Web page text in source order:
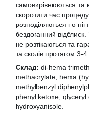
самовирівнюються та
скоротити час
розподіляються по
бездоганний
не розтікаються та
та сколів протягом 3-4
Склад: di-hema
methacrylate, hema
methylbenzyl
phenyl ketone,
hydroxyanisole.